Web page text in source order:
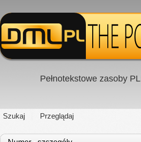
Pełnotekstowe zasoby
Szukaj Przeglądaj